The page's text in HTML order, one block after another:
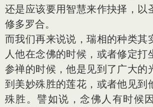
还是应该要用智慧来作抉择，以
修多罗合。
而我们再来说说，瑞相的种类其
人他在念佛的时候，或者修定打
参禅的时候，他是见到了广大的
到美妙殊胜的莲花，或者他见到
殊胜。譬如说，念佛人有时候